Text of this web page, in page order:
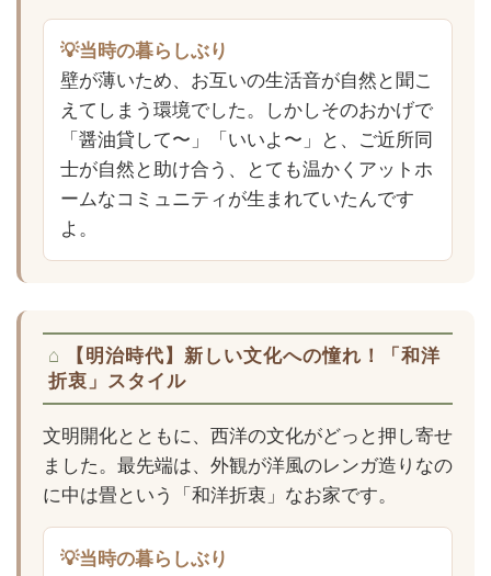
💡当時の暮らしぶり
壁が薄いため、お互いの生活音が自然と聞こ
えてしまう環境でした。しかしそのおかげで
「醤油貸して〜」「いいよ〜」と、ご近所同
士が自然と助け合う、とても温かくアットホ
ームなコミュニティが生まれていたんです
よ。
【明治時代】新しい文化への憧れ！「和洋
折衷」スタイル
文明開化とともに、西洋の文化がどっと押し寄せ
ました。最先端は、外観が洋風のレンガ造りなの
に中は畳という「和洋折衷」なお家です。
💡当時の暮らしぶり